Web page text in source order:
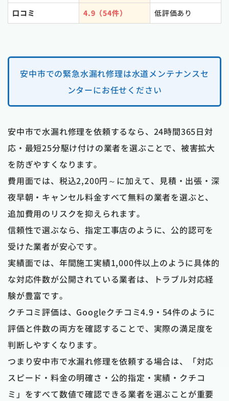
口コミ
4.9（54件） 低評価あり
安中市での緊急水漏れ修理は水道メンテナンスセ
ンターにお任せください
安中市で水漏れ修理を依頼するなら、24時間365日対
応・最短25分駆け付けの業者を選ぶことで、被害拡大
を防ぎやすくなります。
費用面では、税込2,200円～に加えて、見積・出張・深
夜早朝・キャンセル料金すべて無料の業者を選ぶと、
追加費用のリスクを抑えられます。
信頼性で選ぶなら、指定工事店のように、公的認可を
受けた業者が安心です。
実績面では、年間施工実績1,000件以上のように具体的
な対応件数が公開されている業者は、トラブル対応経
験が豊富です。
クチコミ評価は、Googleクチコミ4.9・54件のように
評価と件数の両方を確認することで、実際の満足度を
判断しやすくなります。
つまり安中市で水漏れ修理を依頼する場合は、「対応
スピード・料金の明確さ・公的指定・実績・クチコ
ミ」をすべて数値で確認できる業者を選ぶことが重要